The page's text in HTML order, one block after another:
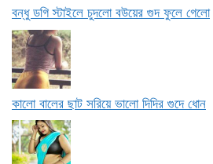
বন্ধু ডগি স্টাইলে চুদলো বউয়ের গুদ ফুলে গেলো
কালো বালের ছাট সরিয়ে ভালো দিদির গুদে ধোন